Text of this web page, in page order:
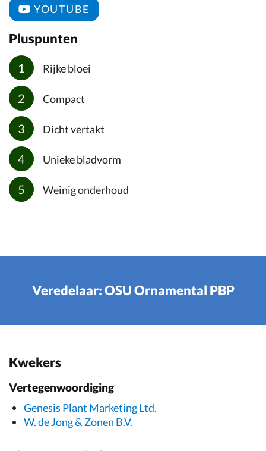
YOUTUBE
Pluspunten
Rijke bloei
Compact
Dicht vertakt
Unieke bladvorm
Weinig onderhoud
Veredelaar: OSU Ornamental PBP
Kwekers
Vertegenwoordiging
Genesis Plant Marketing Ltd.
W. de Jong & Zonen B.V.